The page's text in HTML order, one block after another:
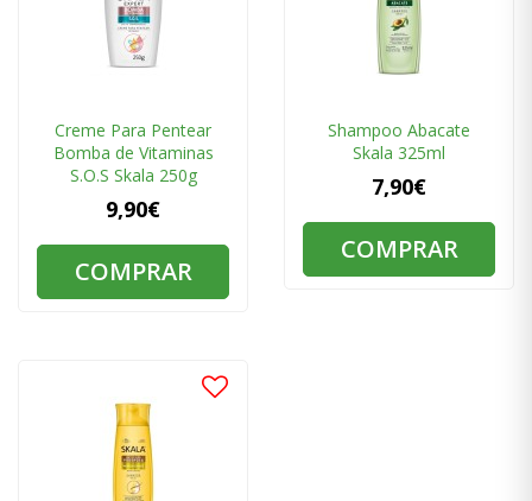
Creme Para Pentear
Bomba de Vitaminas
S.O.S Skala 250g
9,90€
COMPRAR
Shampoo Abacate
Skala 325ml
7,90€
COMPRAR